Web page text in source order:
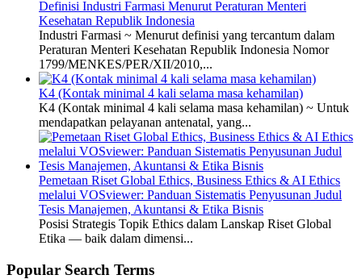
Definisi Industri Farmasi Menurut Peraturan Menteri
Kesehatan Republik Indonesia
Industri Farmasi ~ Menurut definisi yang tercantum dalam
Peraturan Menteri Kesehatan Republik Indonesia Nomor
1799/MENKES/PER/XII/2010,...
K4 (Kontak minimal 4 kali selama masa kehamilan)
K4 (Kontak minimal 4 kali selama masa kehamilan) ~ Untuk
mendapatkan pelayanan antenatal, yang...
Pemetaan Riset Global Ethics, Business Ethics & AI Ethics
melalui VOSviewer: Panduan Sistematis Penyusunan Judul
Tesis Manajemen, Akuntansi & Etika Bisnis
Posisi Strategis Topik Ethics dalam Lanskap Riset Global
Etika — baik dalam dimensi...
Popular Search Terms